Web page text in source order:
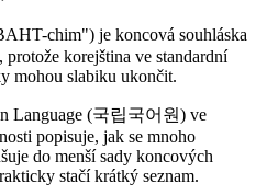
chim") je koncová souhláska
korejština ve standardní
mohou slabiku ukončit.
Language (국립국어원) ve
popisuje, jak se mnoho
do menší sady koncových
stačí krátký seznam.